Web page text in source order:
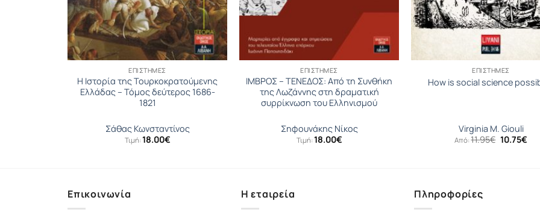
ΕΠΙΣΤΉΜΕΣ
Η Ιστορία της Τουρκοκρατούμενης
Ελλάδας – Τόμος δεύτερος 1686-
1821
Σάθας Κωνσταντίνος
Τιμή:18.00€
ΕΠΙΣΤΉΜΕΣ
ΙΜΒΡΟΣ – ΤΕΝΕΔΟΣ: Από τη Συνθήκη
της Λωζάννης στη δραματική
συρρίκνωση του Ελληνισμού
Σηφουνάκης Νίκος
Τιμή:18.00€
ΕΠΙΣΤΉΜΕΣ
How is social science
Virginia M. Giouli
Από:11.95€ Original
price
10.75€Η
Επικοινωνία Η εταιρεία Πληροφορίες